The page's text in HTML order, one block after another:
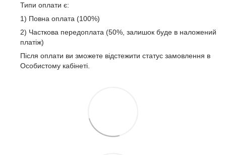
Типи оплати є:
1) Повна оплата (100%)
2) Часткова передоплата (50%, залишок буде в наложений
платіж)
Після оплати ви зможете відстежити статус замовлення в
Особистому кабінеті.